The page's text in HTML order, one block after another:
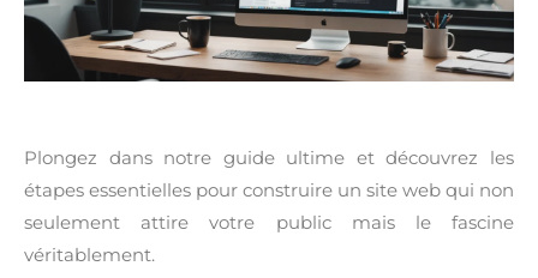
Plongez dans notre guide ultime et découvrez les
étapes essentielles pour construire un site web qui non
seulement attire votre public mais le fascine
véritablement.